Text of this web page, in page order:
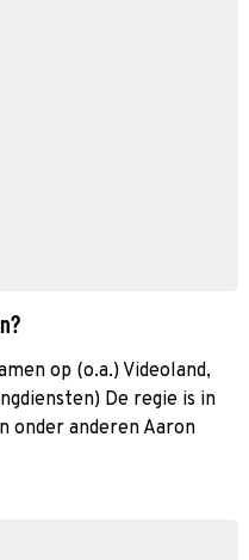
op (o.a.) Videoland,
De regie is in
onder anderen Aaron